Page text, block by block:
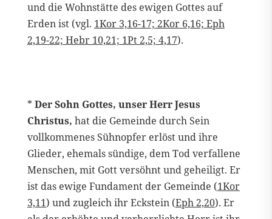
und die Wohnstätte des ewigen Gottes auf
Erden ist (vgl. 1Kor 3,16-17; 2Kor 6,16; Eph
2,19-22; Hebr 10,21; 1Pt 2,5; 4,17).
* Der Sohn Gottes, unser Herr Jesus
Christus, hat die Gemeinde durch Sein
vollkommenes Sühnopfer erlöst und ihre
Glieder, ehemals sündige, dem Tod verfallene
Menschen, mit Gott versöhnt und geheiligt. Er
ist das ewige Fundament der Gemeinde (1Kor
3,11) und zugleich ihr Eckstein (Eph 2,20). Er